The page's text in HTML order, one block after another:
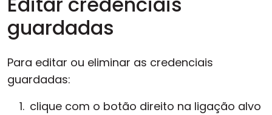
guardadas
Para editar ou eliminar as credenciais
guardadas:
clique com o botão direito na ligação alvo